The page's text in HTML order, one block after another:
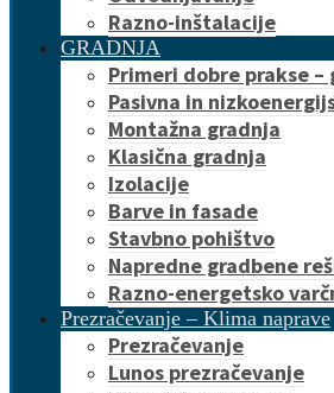
Razno-inštalacije
GRADNJA
Primeri dobre prakse –
Pasivna in
Montažna gradnja
Klasična gradnja
Izolacije
Barve in fasade
Stavbno pohištvo
Napredne gradbene
Razno-energetsko
Prezračevanje – Klima naprave
Prezračevanje
Lunos prezračevanje